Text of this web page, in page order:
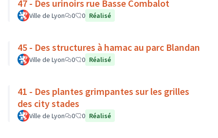
47 - Des urinoirs rue Basse Combalot
Ville de Lyon 0 0 Réalisé
45 - Des structures à hamac au parc Blandan
Ville de Lyon 0 0 Réalisé
41 - Des plantes grimpantes sur les grilles
des city stades
Ville de Lyon 0 0 Réalisé